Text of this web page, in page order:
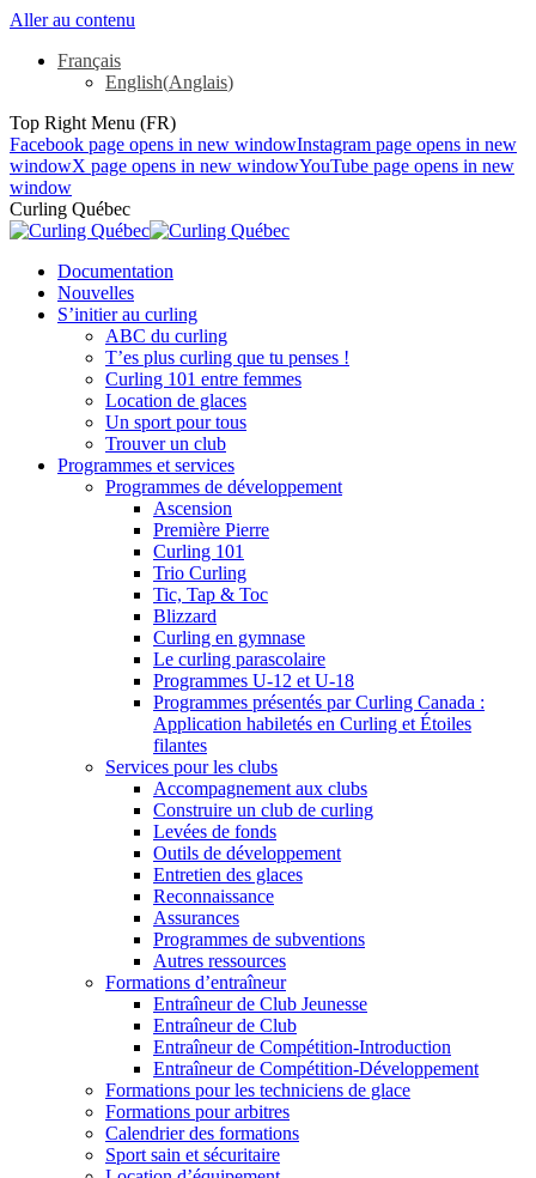
Aller au contenu
Français
English(Anglais)
Top Right Menu (FR)
Facebook page opens in new windowInstagram page opens in new
windowX page opens in new windowYouTube page opens in new
window
Curling Québec
Documentation
Nouvelles
S’initier au curling
ABC du curling
T’es plus curling que tu penses !
Curling 101 entre femmes
Location de glaces
Un sport pour tous
Trouver un club
Programmes et services
Programmes de développement
Ascension
Première Pierre
Curling 101
Trio Curling
Tic, Tap & Toc
Blizzard
Curling en gymnase
Le curling parascolaire
Programmes U-12 et U-18
Programmes présentés par Curling Canada :
Application habiletés en Curling et Étoiles
filantes
Services pour les clubs
Accompagnement aux clubs
Construire un club de curling
Levées de fonds
Outils de développement
Entretien des glaces
Reconnaissance
Assurances
Programmes de subventions
Autres ressources
Formations d’entraîneur
Entraîneur de Club Jeunesse
Entraîneur de Club
Entraîneur de Compétition-Introduction
Entraîneur de Compétition-Développement
Formations pour les techniciens de glace
Formations pour arbitres
Calendrier des formations
Sport sain et sécuritaire